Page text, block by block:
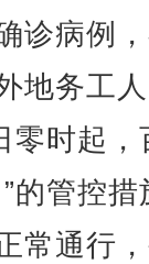
诊病例
地务工
零时起，
的管控措
常通行